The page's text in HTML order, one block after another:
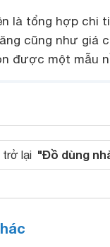
là tổng hợp chi
cũng như giá
được một mẫu
trở lại "Đồ dùng